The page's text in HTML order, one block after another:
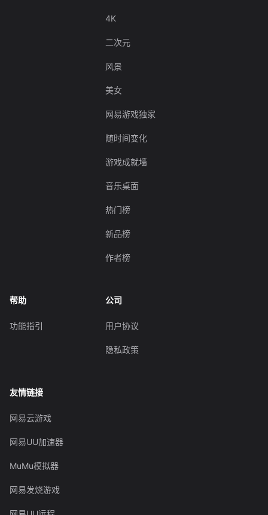
4K
二次元
风景
美女
网易游戏独家
随时间变化
游戏成就墙
音乐桌面
热门榜
新品榜
作者榜
帮助
功能指引
公司
用户协议
隐私政策
友情链接
网易云游戏
网易UU加速器
MuMu模拟器
网易发烧游戏